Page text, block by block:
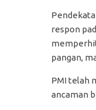
respon
pangan,
PMI telah
ancaman